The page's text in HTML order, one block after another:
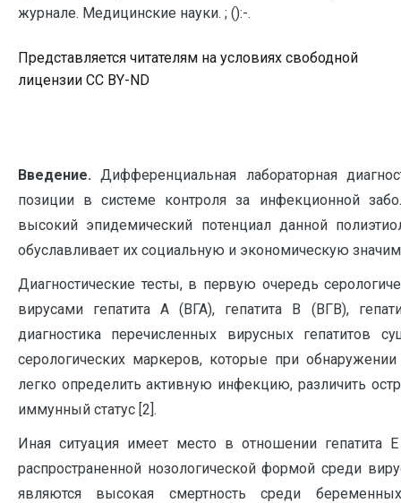
журнале. Медицинские науки. ; ():-.
Представляется читателям на условиях свободной
лицензии CC BY-ND
Введение.Дифференциальная лабораторная
позиции в системе контроля за инфекционной
высокий эпидемический потенциал данной
обуславливает их социальную и экономическую
Диагностические тесты, в первую очередь
вирусами гепатита А (ВГА), гепатита В (ВГВ),
диагностика перечисленных вирусных гепатитов
серологических маркеров, которые при
легко определить активную инфекцию, различить
иммунный статус [2].
Иная ситуация имеет место в отношении
распространенной нозологической формой среди
являются высокая смертность среди